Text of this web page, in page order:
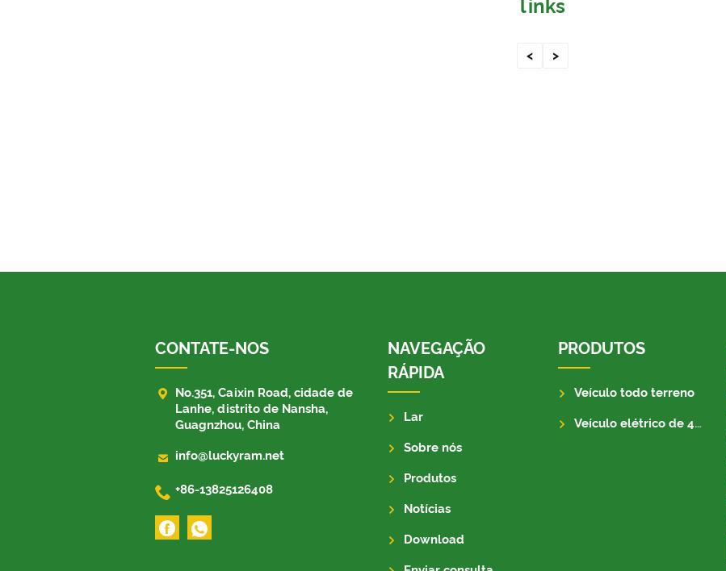
links
< >
CONTATE-NOS

No.351, Caixin Road, cidade de
Lanhe, distrito de Nansha,
Guagnzhou, China
 info@luckyram.net
 +86-13825126408
NAVEGAÇÃO
RÁPIDA
Lar
Sobre nós
Produtos
Notícias
Download
PRODUTOS
Veículo todo terreno
Veículo elétrico de 4 rodas